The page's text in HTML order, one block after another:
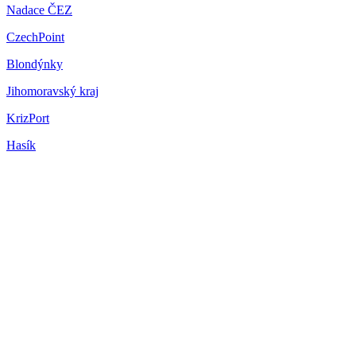
Nadace ČEZ
CzechPoint
Blondýnky
Jihomoravský kraj
KrizPort
Hasík